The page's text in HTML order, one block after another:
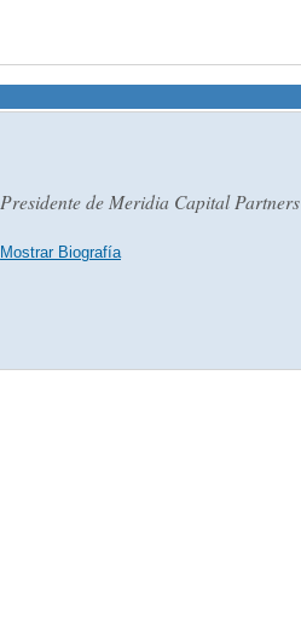
Presidente de Meridia Capital Partners
Mostrar Biografía